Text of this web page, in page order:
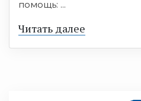
помощь: ...
Читать далее